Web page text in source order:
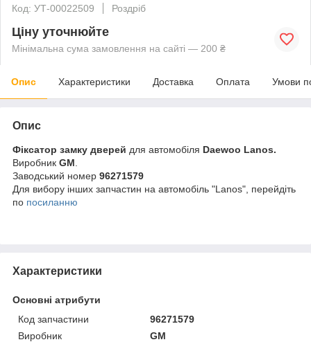
Код: УТ-00022509
Роздріб
Ціну уточнюйте
Мінімальна сума замовлення на сайті — 200 ₴
Опис Характеристики Доставка Оплата Умови
Опис
Фіксатор замку дверей для автомобіля Daewoo Lanos.
Виробник GM
Заводський номер 96271579
Для вибору інших запчастин на автомобіль "Lanos", перейдіть
по посиланню
Характеристики
Основні атрибути
Код запчастини
96271579
Виробник
GM